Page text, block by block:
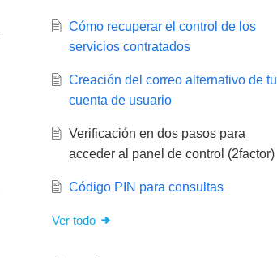
Cómo recuperar el control de los
servicios contratados
Creación del correo alternativo de tu
cuenta de usuario
Verificación en dos pasos para
acceder al panel de control (2factor)
Código PIN para consultas
Ver todo